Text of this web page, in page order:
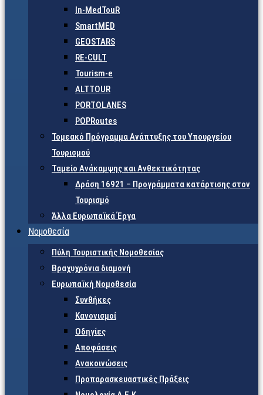
In-MedTouR
SmartMED
GEOSTARS
RE-CULT
Tourism-e
ALTTOUR
PORTOLANES
POPRoutes
Τομεακό Πρόγραμμα Ανάπτυξης του Υπουργείου
Τουρισμού
Ταμείο Ανάκαμψης και Ανθεκτικότητας
Δράση 16921 – Προγράμματα κατάρτισης στον
Τουρισμό
Άλλα Ευρωπαϊκά Έργα
Νομοθεσία
Πύλη Τουριστικής Νομοθεσίας
Βραχυχρόνια διαμονή
Ευρωπαϊκή Νομοθεσία
Συνθήκες
Κανονισμοί
Οδηγίες
Αποφάσεις
Ανακοινώσεις
Προπαρασκευαστικές Πράξεις